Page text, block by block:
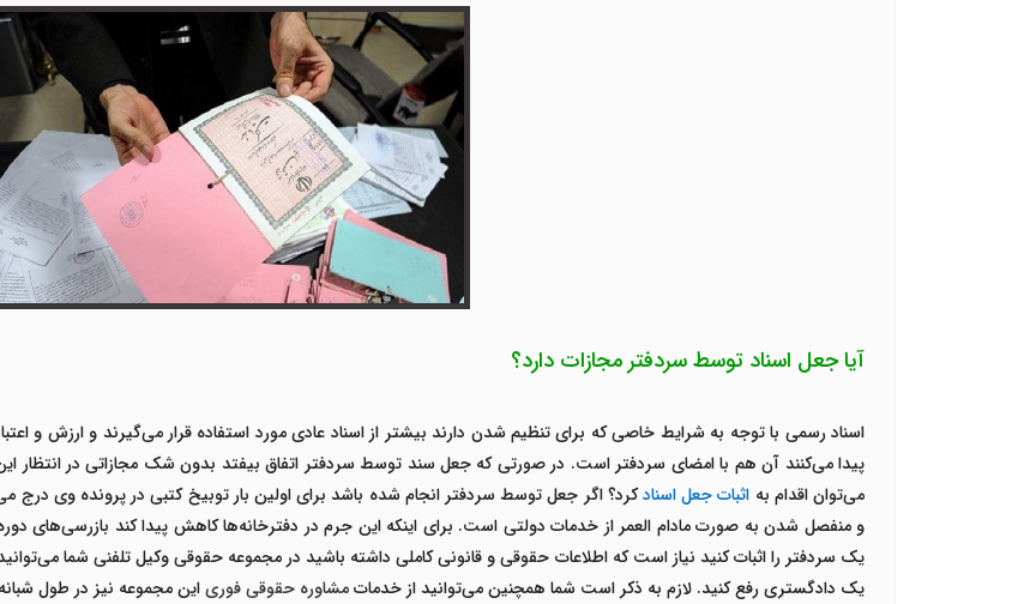
آیا جعل اسناد توسط سردفتر مجازات دارد؟
اسناد رسمی با توجه به شرایط خاصی که برای تنظیم شدن دارند بیشتر از اسناد عادی مورد استفاده قرار می‌گیرند و ارزش و
پیدا می‌کنند آن هم با امضای سردفتر است. در صورتی که جعل سند توسط سردفتر اتفاق بیفتد بدون شک مجازاتی در
می‌توان اقدام به اثبات جعل اسنادکرد؟ اگر جعل توسط سردفتر انجام شده باشد برای اولین بار توبیخ کتبی در پرونده وی درج
و منفصل شدن به صورت مادام العمر از خدمات دولتی است. برای اینکه این جرم در دفترخانه‌ها کاهش پیدا کند بازرسی‌های
یک سردفتر را اثبات کنید نیاز است که اطلاعات حقوقی و قانونی کاملی داشته باشید در مجموعه حقوقی وکیل تلفنی شما
یک دادگستری رفع کنید. لازم به ذکر است شما همچنین می‌توانید از خدماتمشاوره حقوقیفوریاین مجموعه نیز در طول